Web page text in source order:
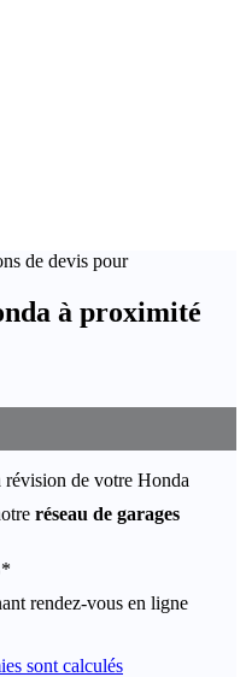
de devis pour
à proximité
révision de votre Honda
réseau de garages
*
rendez-vous en ligne
sont calculés